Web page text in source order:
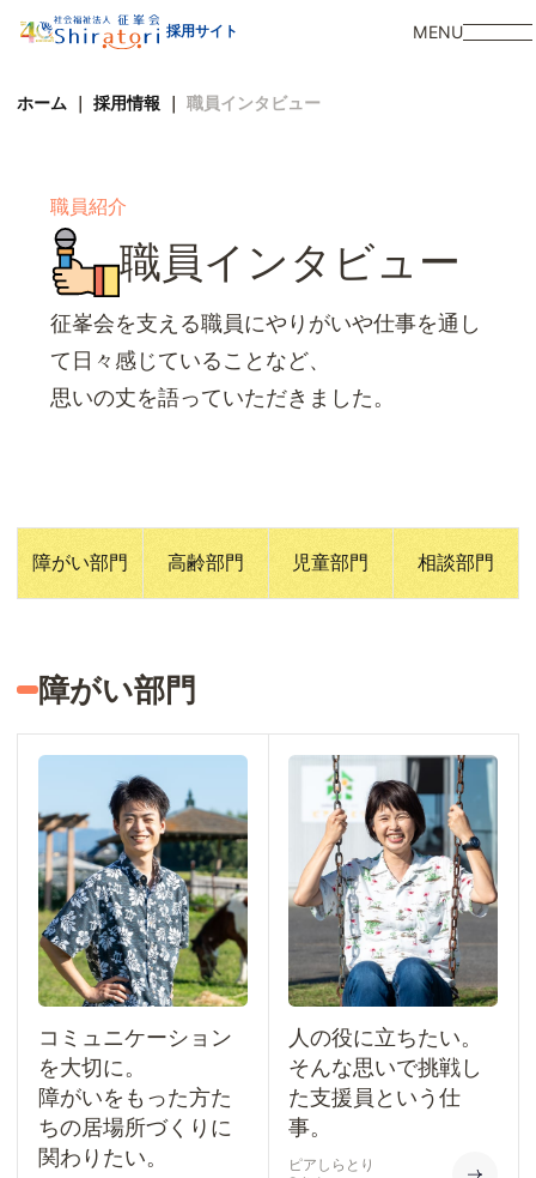
MENU
採用サイト
ホーム ｜ 採用情報 ｜ 職員インタビュー
職員インタビュー
征峯会を支える職員にやりがいや仕事を通し
て日々感じていることなど、
思いの丈を語っていただきました。
職員紹介
障がい部門 高齢部門 児童部門 相談部門
障がい部門
コミュニケーション
を大切に。
障がいをもった方た
ちの居場所づくりに
関わりたい。
人の役に立ちたい。
そんな思いで挑戦し
た支援員という仕
事。
ピアしらとり